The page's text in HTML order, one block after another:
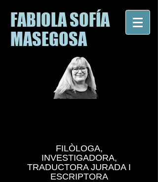
FABIOLA SOFÍA
MASEGOSA
FILÒLOGA,
INVESTIGADORA,
TRADUCTORA JURADA I
ESCRIPTORA